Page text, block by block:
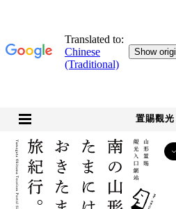
置賜觀光